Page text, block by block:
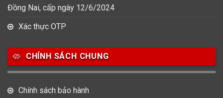
Đồng Nai, cấp ngày 12/6/2024
Xác thực OTP
CHÍNH SÁCH CHUNG
Chính sách bảo hành